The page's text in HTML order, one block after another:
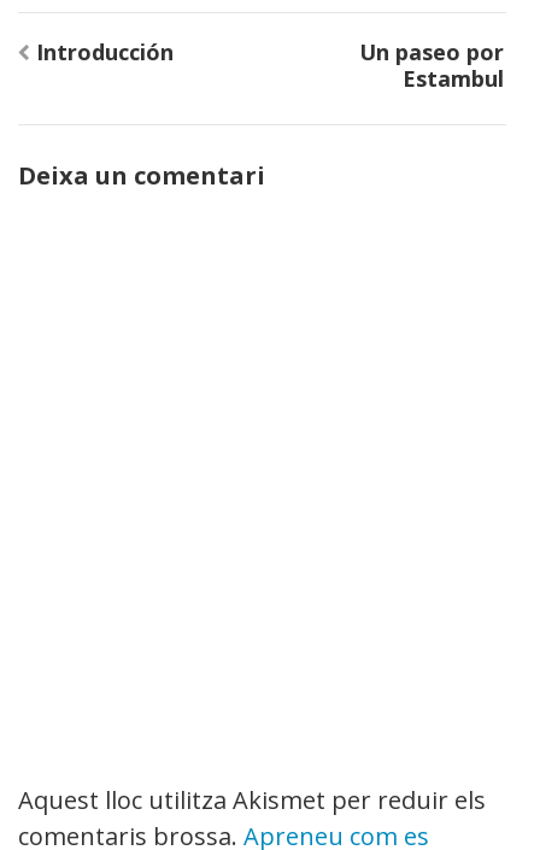
Navegació
Introducción
Un paseo por
Estambul
Deixa un comentari
Aquest lloc utilitza Akismet per reduir els
comentaris brossa. Apreneu com es